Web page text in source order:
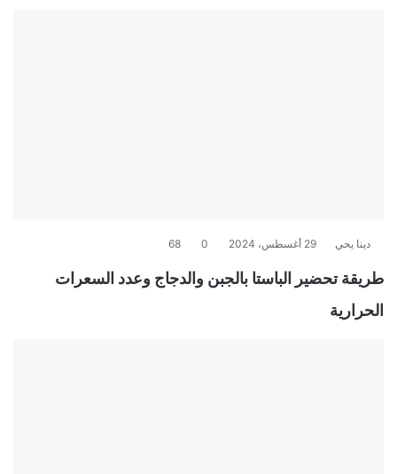
دينا يحي 29 أغسطس، 2024 0
68
طريقة تحضير الباستا بالجبن والدجاج وعدد السعرات
الحرارية